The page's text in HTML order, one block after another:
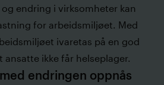
endring i virksomheter kan
for arbeidsmiljøet. Med
ivaretas på en god
ansatte ikke får helseplager.
endringen oppnås